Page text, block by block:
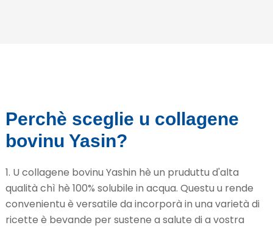
Perchè sceglie u collagene
bovinu Yasin?
1. U collagene bovinu Yashin hè un pruduttu d'alta
qualità chì hè 100% solubile in acqua. Questu u rende
convenientu è versatile da incorporà in una varietà di
ricette è bevande per sustene a salute di a vostra